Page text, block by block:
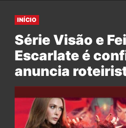
INÍCIO
Série Visão e
Escarlate é
anuncia